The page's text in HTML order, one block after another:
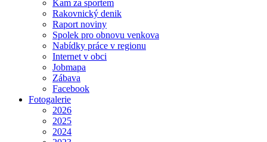
Kam za sportem
Rakovnický denik
Raport noviny
Spolek pro obnovu venkova
Nabídky práce v regionu
Internet v obci
Jobmapa
Zábava
Facebook
Fotogalerie
2026
2025
2024